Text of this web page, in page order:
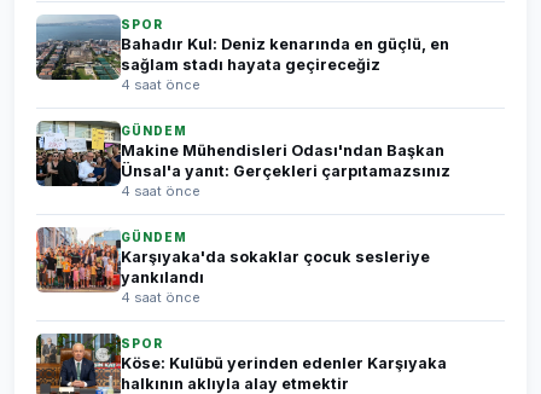
SPOR
Bahadır Kul: Deniz kenarında en güçlü, en
sağlam stadı hayata geçireceğiz
4 saat önce
GÜNDEM
Makine Mühendisleri Odası'ndan Başkan
Ünsal'a yanıt: Gerçekleri çarpıtamazsınız
4 saat önce
GÜNDEM
Karşıyaka'da sokaklar çocuk sesleriye
yankılandı
4 saat önce
SPOR
Köse: Kulübü yerinden edenler Karşıyaka
halkının aklıyla alay etmektir